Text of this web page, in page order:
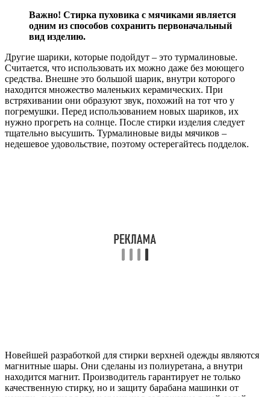
Важно! Стирка пуховика с мячиками является
одним из способов сохранить первоначальный
вид изделию.
Другие шарики, которые подойдут – это турмалиновые.
Считается, что использовать их можно даже без моющего
средства. Внешне это большой шарик, внутри которого
находится множество маленьких керамических. При
встряхивании они образуют звук, похожий на тот что у
погремушки. Перед использованием новых шариков, их
нужно прогреть на солнце. После стирки изделия следует
тщательно высушить. Турмалиновые виды мячиков –
недешевое удовольствие, поэтому остерегайтесь подделок.
Новейшей разработкой для стирки верхней одежды являются
магнитные шары. Они сделаны из полиуретана, а внутри
находится магнит. Производитель гарантирует не только
качественную стирку, но и защиту барабана машинки от